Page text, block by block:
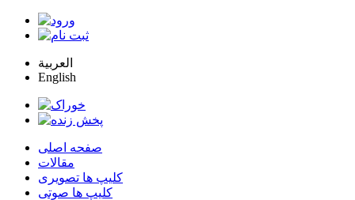
العربية
English
صفحه اصلی
مقالات
کلیپ ها تصویری
کلیپ ها صوتی